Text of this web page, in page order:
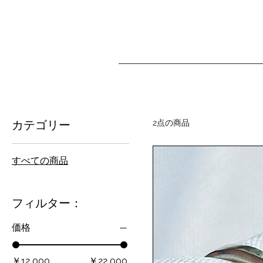
カテゴリー
すべての商品
フィルター：
価格
2点の商品